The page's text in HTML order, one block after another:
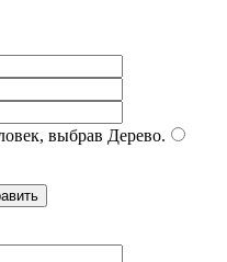
выбрав Дерево.